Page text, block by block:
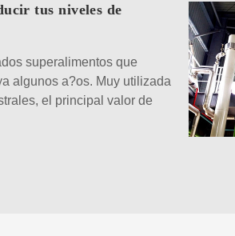
tus niveles de
superalimentos que
algunos a?os. Muy utilizada
el principal valor de